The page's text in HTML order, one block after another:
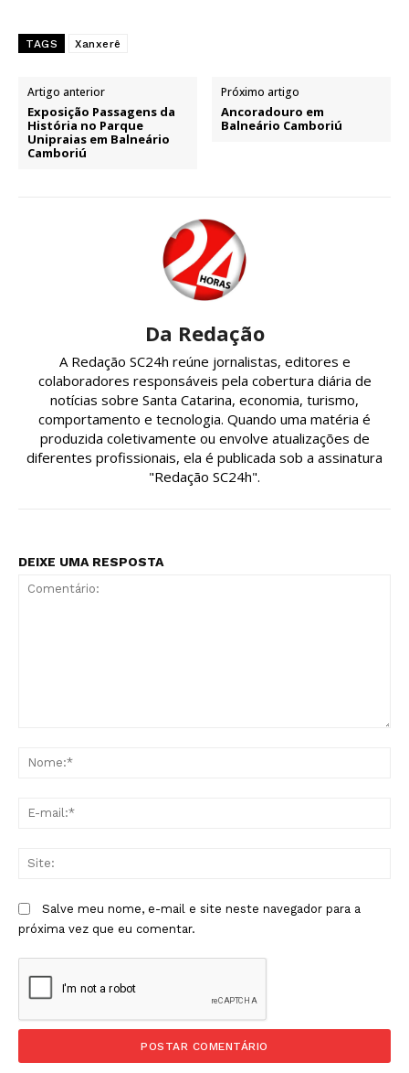
TAGS Xanxerê
Artigo anterior
Exposição Passagens da
História no Parque
Unipraias em Balneário
Camboriú
Próximo artigo
Ancoradouro em
Balneário Camboriú
Da Redação
A Redação SC24h reúne jornalistas, editores e
colaboradores responsáveis pela cobertura diária de
notícias sobre Santa Catarina, economia, turismo,
comportamento e tecnologia. Quando uma matéria é
produzida coletivamente ou envolve atualizações de
diferentes profissionais, ela é publicada sob a assinatura
"Redação SC24h".
DEIXE UMA RESPOSTA
Salve meu nome, e-mail e site neste navegador para a
próxima vez que eu comentar.